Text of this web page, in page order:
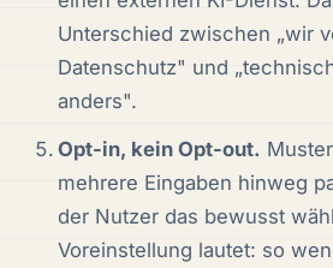
Unterschied zwischen „wir
Datenschutz" und
anders".
Opt-in, kein Opt-out.
mehrere Eingaben hinweg
der Nutzer das bewusst
Voreinstellung lautet: so